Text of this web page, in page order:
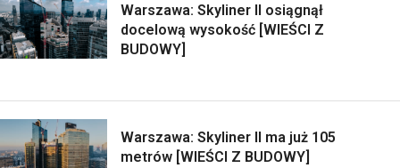
Warszawa: Skyliner II osiągnął
docelową wysokość [WIEŚCI Z
BUDOWY]
Warszawa: Skyliner II ma już 105
metrów [WIEŚCI Z BUDOWY]